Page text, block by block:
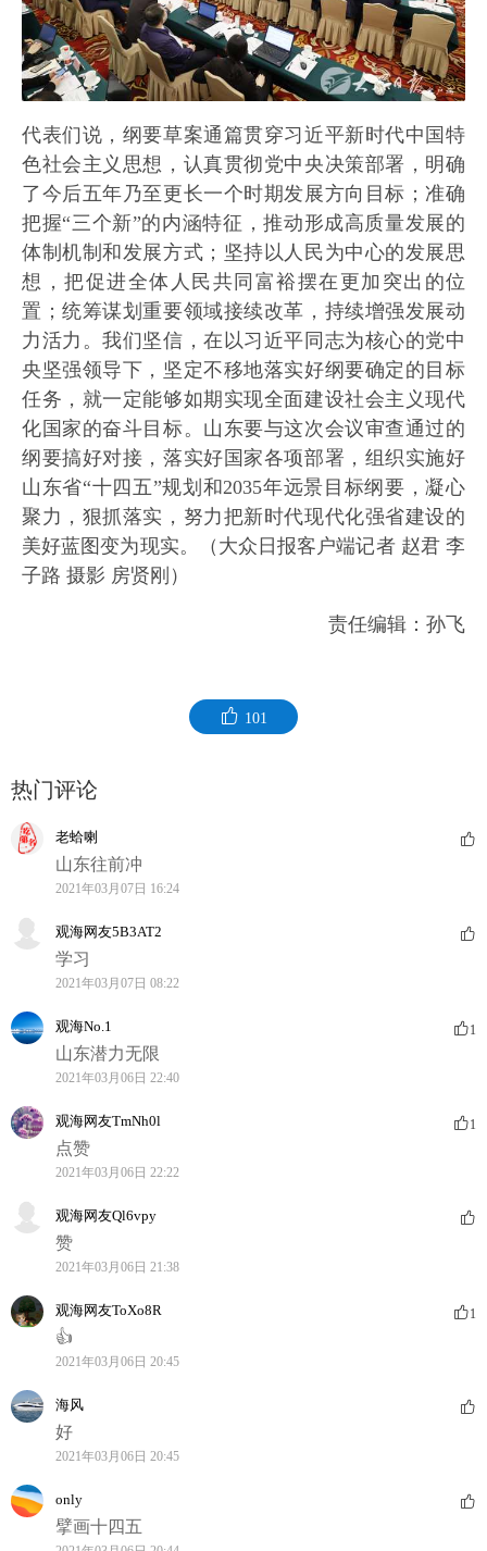
代表们说，纲要草案通篇贯穿习近平新时代中国特
色社会主义思想，认真贯彻党中央决策部署，明确
了今后五年乃至更长一个时期发展方向目标；准确
把握“三个新”的内涵特征，推动形成高质量发展的
体制机制和发展方式；坚持以人民为中心的发展思
想，把促进全体人民共同富裕摆在更加突出的位
置；统筹谋划重要领域接续改革，持续增强发展动
力活力。我们坚信，在以习近平同志为核心的党中
央坚强领导下，坚定不移地落实好纲要确定的目标
任务，就一定能够如期实现全面建设社会主义现代
化国家的奋斗目标。山东要与这次会议审查通过的
纲要搞好对接，落实好国家各项部署，组织实施好
山东省“十四五”规划和2035年远景目标纲要，凝心
聚力，狠抓落实，努力把新时代现代化强省建设的
美好蓝图变为现实。（大众日报客户端记者 赵君 李
子路 摄影 房贤刚）
责任编辑：孙飞
101
热门评论
老蛤喇
山东往前冲
2021年03月07日 16:24
观海网友5B3AT2
学习
2021年03月07日 08:22
观海No.1 1
山东潜力无限
2021年03月06日 22:40
观海网友TmNh0l 1
点赞
2021年03月06日 22:22
观海网友Ql6vpy
赞
2021年03月06日 21:38
观海网友ToXo8R 1
👍
2021年03月06日 20:45
海风
好
2021年03月06日 20:45
only
擘画十四五